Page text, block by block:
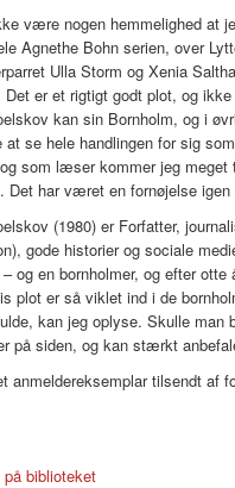
være nogen hemmelighed at
Agnethe Bohn serien, over
Ulla Storm og Xenia
er et rigtigt godt plot, og
kan sin Bornholm, og i
se hele handlingen for sig
som læser kommer jeg
Det har været en fornøjelse
(1980) er Forfatter,
gode historier og sociale
og en bornholmer, og efter
plot er så viklet ind i de
kan jeg oplyse. Skulle man
på siden, og kan stærkt
anmeldereksemplar tilsendt af
på biblioteket